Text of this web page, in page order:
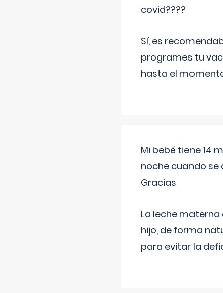
covid????
Sí, es
programes tu
hasta el
Mi bebé tiene 14
noche cuando se
Gracias
La leche
hijo, de forma
para evitar la